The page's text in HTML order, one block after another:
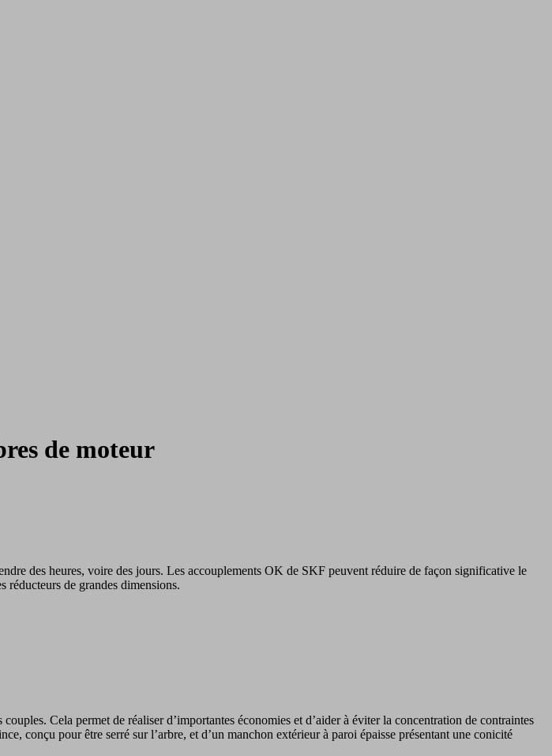
de moteur
des heures, voire des jours. Les accouplements OK de SKF peuvent réduire de façon significative le
réducteurs de grandes dimensions.
Cela permet de réaliser d’importantes économies et d’aider à éviter la concentration de contraintes
conçu pour être serré sur l’arbre, et d’un manchon extérieur à paroi épaisse présentant une conicité